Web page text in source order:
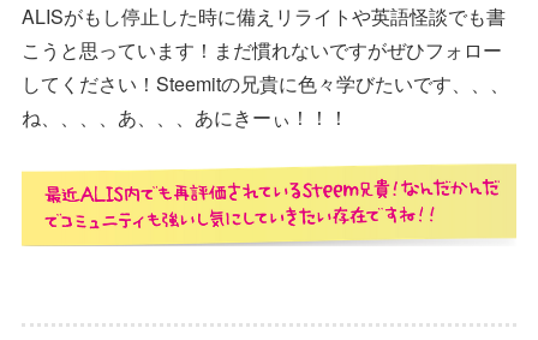
ALISがもし停止した時に備えリライトや英語怪談でも書
こうと思っています！まだ慣れないですがぜひフォロー
してください！Steemitの兄貴に色々学びたいです、、、
ね、、、、あ、、、あにきーぃ！！！